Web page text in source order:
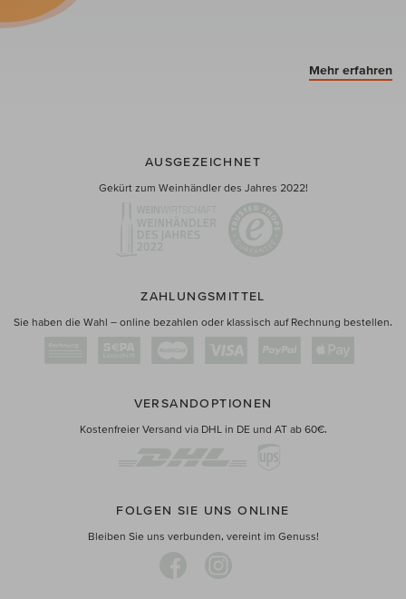
Mehr erfahren
AUSGEZEICHNET
Gekürt zum Weinhändler des Jahres 2022!
ZAHLUNGSMITTEL
Sie haben die Wahl – online bezahlen oder klassisch auf Rechnung bestellen.
VERSANDOPTIONEN
Kostenfreier Versand via DHL in DE und AT ab 60€.
FOLGEN SIE UNS ONLINE
Bleiben Sie uns verbunden, vereint im Genuss!